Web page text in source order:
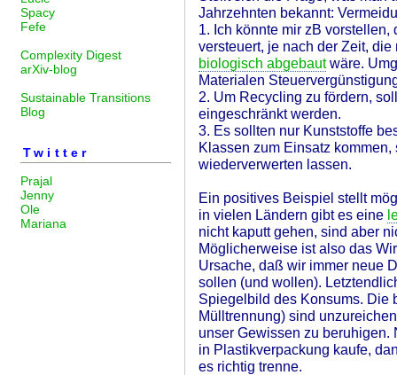
Spacy
Fefe
Complexity Digest
arXiv-blog
Sustainable Transitions
Blog
Twitter
Prajal
Jenny
Ole
Mariana
Jahrzehnten bekannt:
1. Ich könnte mir zB
versteuert, je nach der Zeit,
biologisch abgebautwäre.
Materialen
2. Um Recycling zu fördern,
eingeschränkt werden.
3. Es sollten nur Kunststoffe
Klassen zum Einsatz
wiederverwerten lassen.
Ein positives Beispiel stellt
in vielen Ländern gibt es eine
nicht kaputt gehen, sind aber
Möglicherweise ist also das
Ursache, daß wir immer neue
sollen (und wollen).
Spiegelbild des Konsums. Die
Mülltrennung) sind
unser Gewissen zu beruhigen.
in Plastikverpackung kaufe,
es richtig trenne.